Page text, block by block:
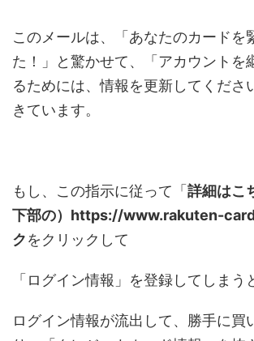
このメールは、「あなたのカードを
た！」と驚かせて、「アカウントを
るためには、情報を更新してくださ
きています。
もし、この指示に従って「詳細はこ
下部の）https://www.rakuten-
クをクリックして
「ログイン情報」を登録してしまう
ログイン情報が流出して、勝手に買